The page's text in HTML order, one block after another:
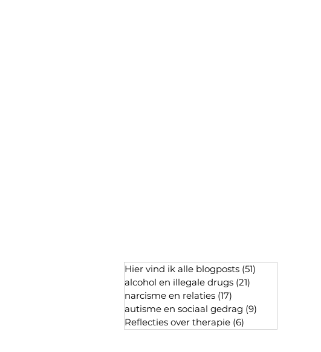
Hier vind ik alle blogposts (51)
alcohol en illegale drugs (21)
narcisme en relaties (17)
autisme en sociaal gedrag (9)
Reflecties over therapie (6)